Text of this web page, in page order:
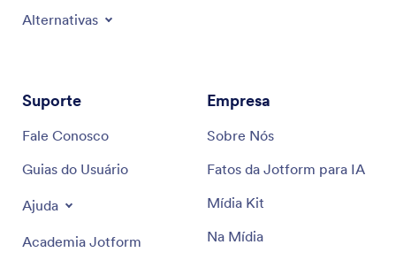
Alternativas
Suporte
Fale Conosco
Guias do Usuário
Ajuda
Academia Jotform
Empresa
Sobre Nós
Fatos da Jotform para IA
Mídia Kit
Na Mídia